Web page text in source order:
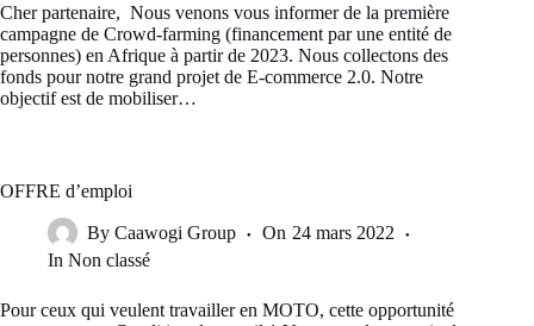
Cher partenaire, Nous venons vous informer de la première
campagne de Crowd-farming (financement par une entité de
personnes) en Afrique à partir de 2023. Nous collectons des
fonds pour notre grand projet de E-commerce 2.0. Notre
objectif est de mobiliser…
OFFRE d’emploi
By Caawogi Group On 24 mars 2022
In Non classé
Pour ceux qui veulent travailler en MOTO, cette opportunité